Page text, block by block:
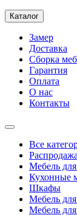
Каталог
Замер
Доставка
Сборка
Гарантия
Оплата
О нас
Контакты
Все
Мебель
Кухонные
Шкафы
Мебель
Мебель